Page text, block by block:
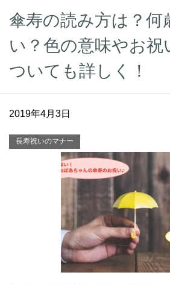
傘寿の読み方は？何
い？色の意味やお祝
ついても詳しく！
2019年4月3日
長寿祝いのマナー